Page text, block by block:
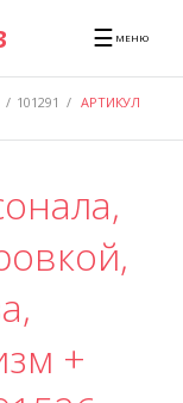
☰ МЕНЮ
/ 101291 / АРТИКУЛ
+